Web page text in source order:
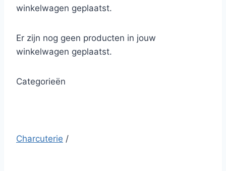
winkelwagen geplaatst.
Er zijn nog geen producten in jouw
winkelwagen geplaatst.
Categorieën
Charcuterie /